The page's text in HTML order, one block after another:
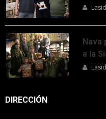
Nava
a la
DIRECCIÓN